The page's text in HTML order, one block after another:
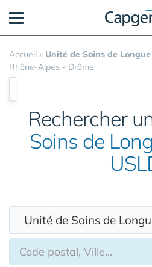
Accueil » Unité de Soins de
Rhône-Alpes » Drôme
Rechercher
Soins de
Unité de Soins de